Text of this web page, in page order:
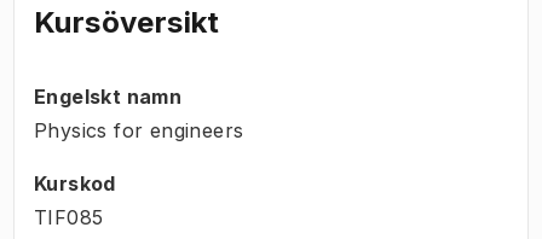
Kursöversikt
Engelskt namn
Physics for engineers
Kurskod
TIF085